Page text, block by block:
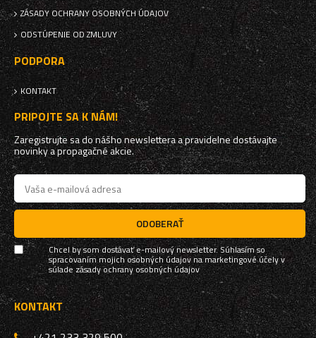
ZÁSADY OCHRANY OSOBNÝCH ÚDAJOV
ODSTÚPENIE OD ZMLUVY
PODPORA
KONTAKT
PRIPOJTE SA K NÁM!
Zaregistrujte sa do nášho newslettera a pravidelne dostávajte
novinky a propagačné akcie.
ODOBERAŤ
Chcel by som dostávať e-mailový newsletter. Súhlasím so
spracovaním mojich osobných údajov na marketingové účely v
súladezásady ochrany osobných údajov
KONTAKT